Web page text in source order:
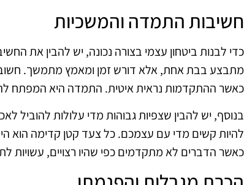
חשיבות התמדה והמשכיות
כדי לבנות ביטחון עצמי בצורה נכונה, יש להבין את
מתבצע בבת אחת, אלא דורש זמן ומאמץ מתמשך. חשוב
כאשר ההתקדמות נראית איטית. התמדה היא המפתח
בנוסף, יש להבין שצפיות גבוהות מדי עלולות להוביל
להיות קשים מדי עם עצמכם. כל צעד קטן קדימה הוא
כאשר הדברים לא מתקדמים כפי שהיו רצויים, עשויות